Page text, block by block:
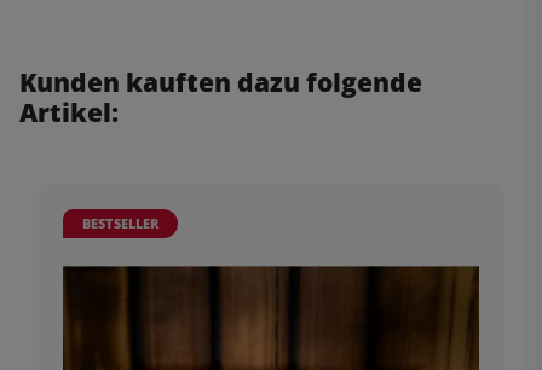
Kunden kauften dazu folgende
Artikel:
BESTSELLER